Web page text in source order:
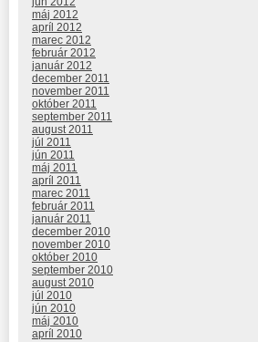
máj 2012
apríl 2012
marec 2012
február 2012
január 2012
december 2011
november 2011
október 2011
september 2011
august 2011
júl 2011
jún 2011
máj 2011
apríl 2011
marec 2011
február 2011
január 2011
december 2010
november 2010
október 2010
september 2010
august 2010
júl 2010
jún 2010
máj 2010
apríl 2010